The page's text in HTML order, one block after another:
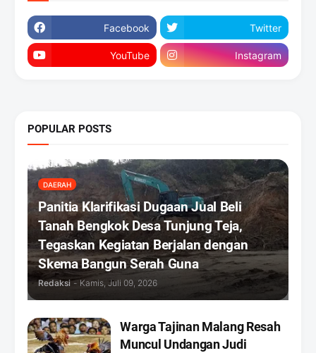
Facebook Twitter
YouTube Instagram
POPULAR POSTS
DAERAH
Panitia Klarifikasi Dugaan Jual Beli
Tanah Bengkok Desa Tunjung Teja,
Tegaskan Kegiatan Berjalan dengan
Skema Bangun Serah Guna
Redaksi - Kamis, Juli 09, 2026
Warga Tajinan Malang Resah
Muncul Undangan Judi